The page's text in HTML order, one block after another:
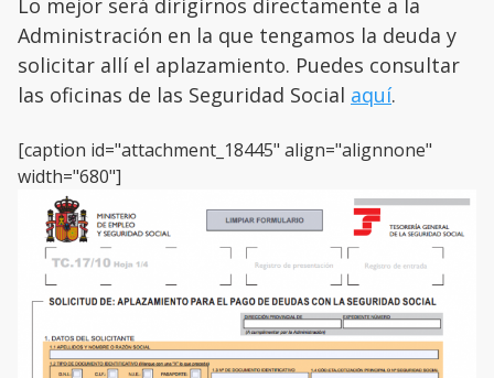
Administración en la que tengamos la deuda y
solicitar allí el aplazamiento. Puedes consultar
las oficinas de las Seguridad Social aquí.
[caption id="attachment_18445" align="alignnone"
width="680"]